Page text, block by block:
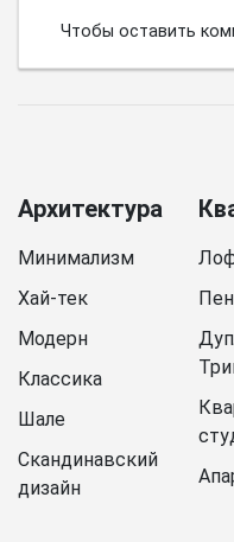
Чтобы оставить
Архитектура
Минимализм
Хай-тек
Модерн
Классика
Шале
Скандинавский
дизайн